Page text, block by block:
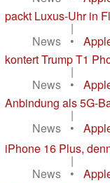
packt Luxus-Uhr in
|
News
•
kontert Trump T1
|
News
•
Anbindung als 5G-
|
News
•
iPhone 16 Plus,
|
News
•